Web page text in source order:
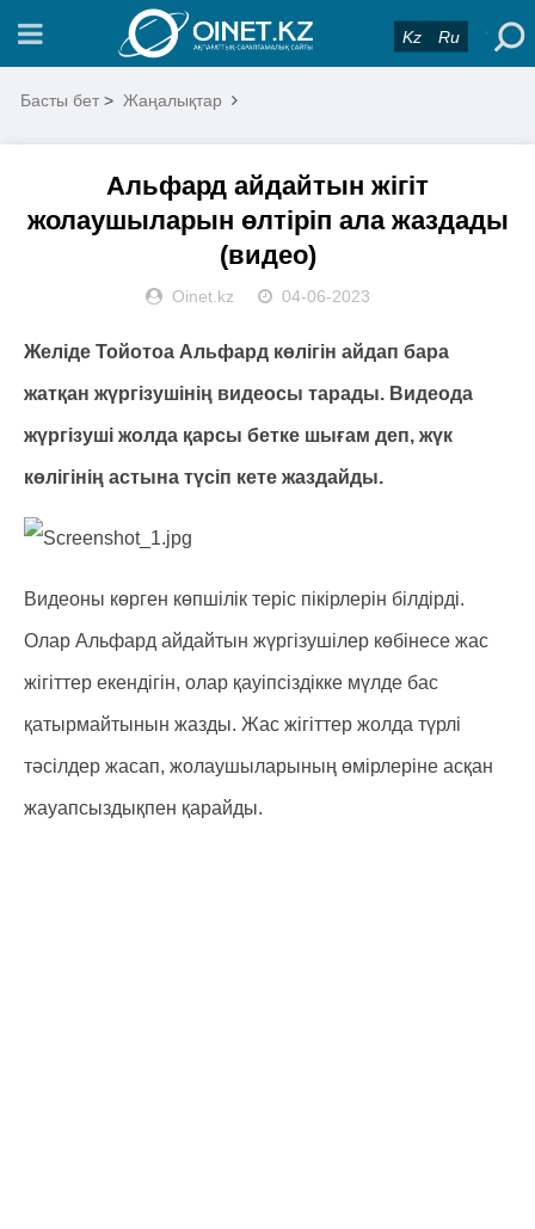
Kz Ru
Басты бет > Жаңалықтар
Альфард айдайтын жігіт
жолаушыларын өлтіріп ала жаздады
(видео)
Oinet.kz 04-06-2023
Желіде Тойотоа Альфард көлігін айдап бара
жатқан жүргізушінің видеосы тарады. Видеода
жүргізуші жолда қарсы бетке шығам деп, жүк
көлігінің астына түсіп кете жаздайды.
Видеоны көрген көпшілік теріс пікірлерін білдірді.
Олар Альфард айдайтын жүргізушілер көбінесе жас
жігіттер екендігін, олар қауіпсіздікке мүлде бас
қатырмайтынын жазды. Жас жігіттер жолда түрлі
тәсілдер жасап, жолаушыларының өмірлеріне асқан
жауапсыздықпен қарайды.